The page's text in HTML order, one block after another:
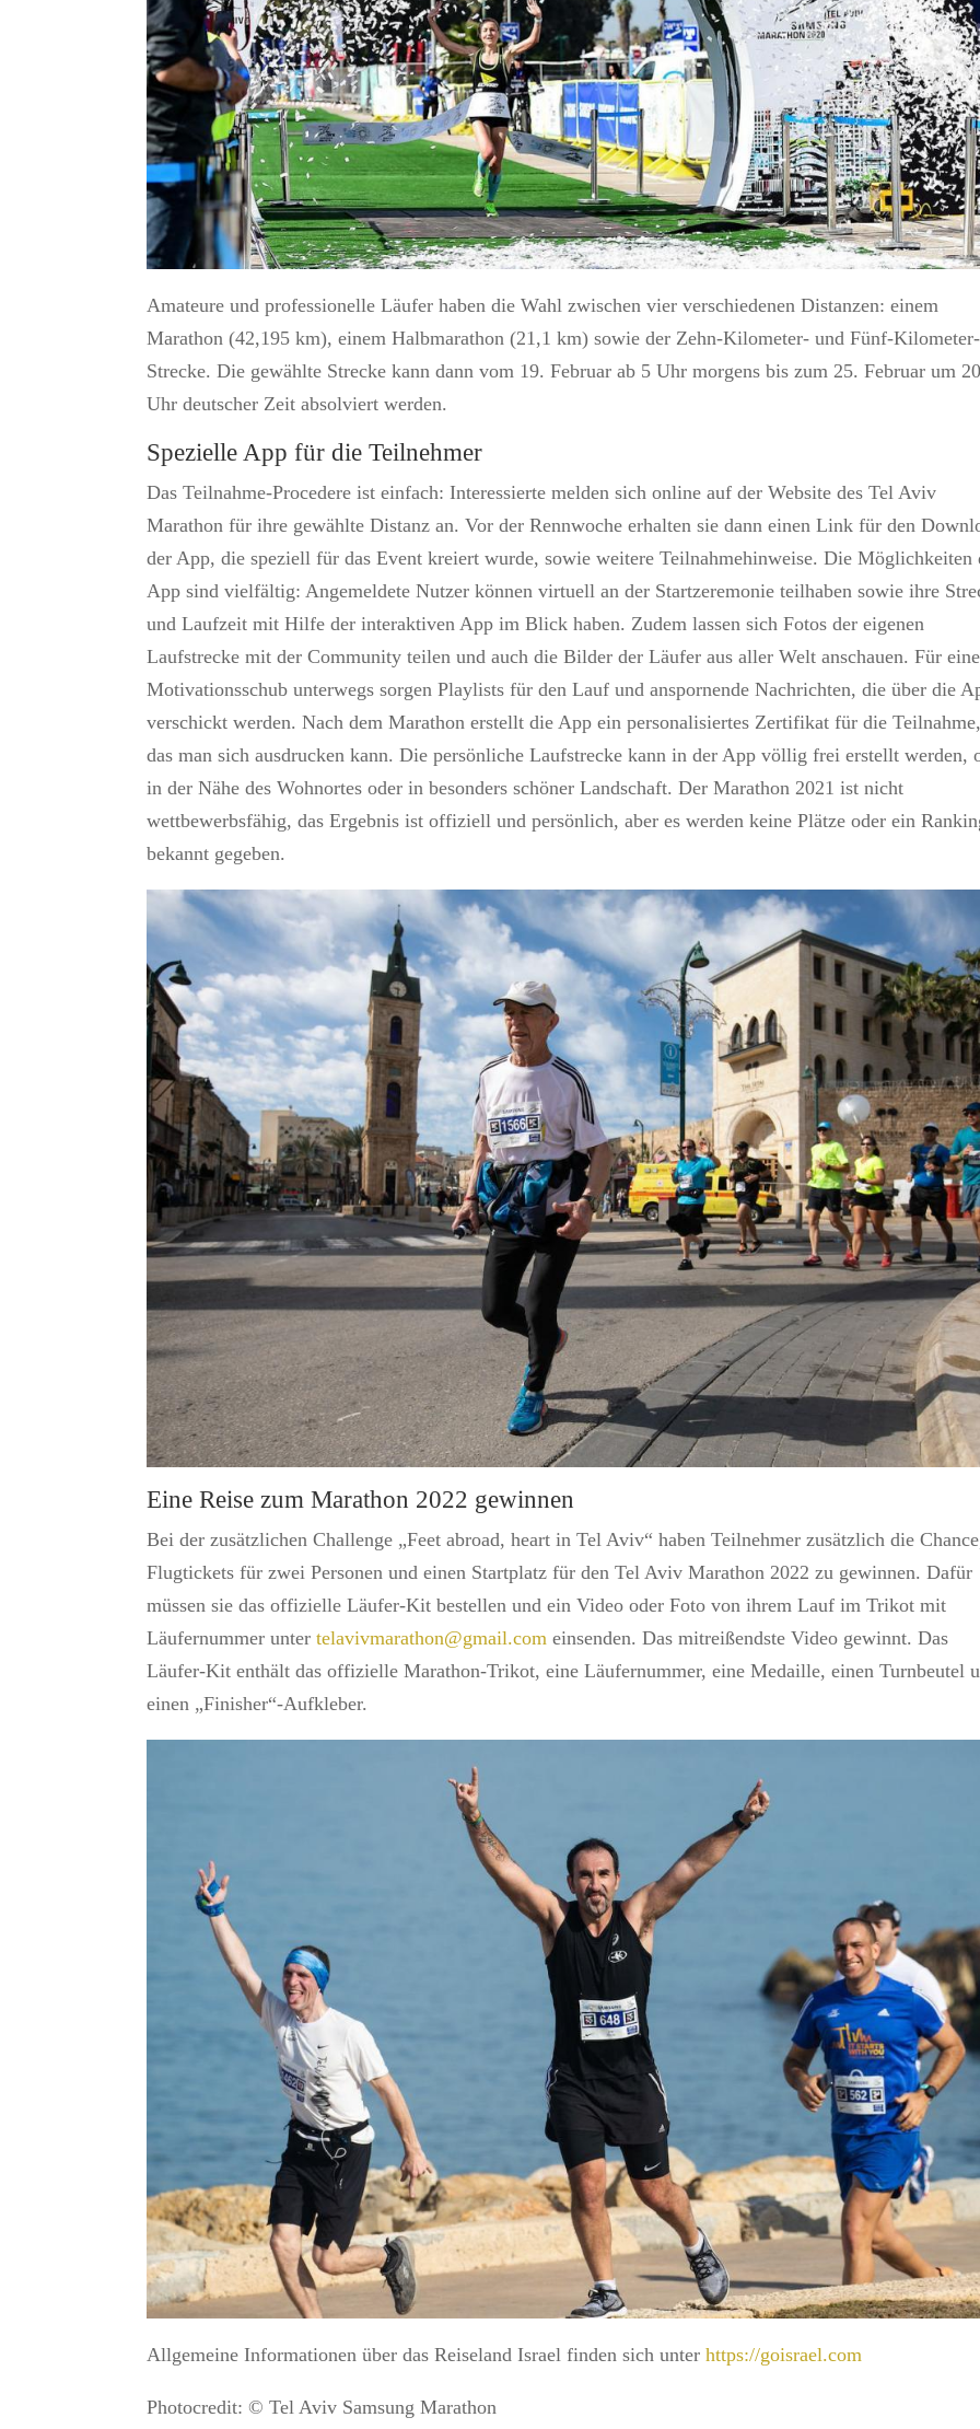
Amateure und professionelle Läufer haben die Wahl zwischen vier verschiedenen Distanzen: einem
Marathon (42,195 km), einem Halbmarathon (21,1 km) sowie der Zehn-Kilometer- und Fünf-Kilometer-
Strecke. Die gewählte Strecke kann dann vom 19. Februar ab 5 Uhr morgens bis zum 25. Februar um
Uhr deutscher Zeit absolviert werden.
Spezielle App für die Teilnehmer
Das Teilnahme-Procedere ist einfach: Interessierte melden sich online auf der Website des Tel Aviv
Marathon für ihre gewählte Distanz an. Vor der Rennwoche erhalten sie dann einen Link für den
der App, die speziell für das Event kreiert wurde, sowie weitere Teilnahmehinweise. Die Möglichkeiten
App sind vielfältig: Angemeldete Nutzer können virtuell an der Startzeremonie teilhaben sowie ihre
und Laufzeit mit Hilfe der interaktiven App im Blick haben. Zudem lassen sich Fotos der eigenen
Laufstrecke mit der Community teilen und auch die Bilder der Läufer aus aller Welt anschauen. Für
Motivationsschub unterwegs sorgen Playlists für den Lauf und anspornende Nachrichten, die über die
verschickt werden. Nach dem Marathon erstellt die App ein personalisiertes Zertifikat für die
das man sich ausdrucken kann. Die persönliche Laufstrecke kann in der App völlig frei erstellt werden,
in der Nähe des Wohnortes oder in besonders schöner Landschaft. Der Marathon 2021 ist nicht
wettbewerbsfähig, das Ergebnis ist offiziell und persönlich, aber es werden keine Plätze oder ein
bekannt gegeben.
Eine Reise zum Marathon 2022 gewinnen
Bei der zusätzlichen Challenge „Feet abroad, heart in Tel Aviv“ haben Teilnehmer zusätzlich die
Flugtickets für zwei Personen und einen Startplatz für den Tel Aviv Marathon 2022 zu gewinnen. Dafür
müssen sie das offizielle Läufer-Kit bestellen und ein Video oder Foto von ihrem Lauf im Trikot mit
Läufernummer untertelavivmarathon@gmail.com einsenden. Das mitreißendste Video gewinnt. Das
Läufer-Kit enthält das offizielle Marathon-Trikot, eine Läufernummer, eine Medaille, einen Turnbeutel
einen „Finisher“-Aufkleber.
Allgemeine Informationen über das Reiseland Israel finden sich unterhttps://goisrael.com
Photocredit: © Tel Aviv Samsung Marathon